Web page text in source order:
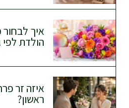
איך
הולדת לפי
איזה זר
ראשון?